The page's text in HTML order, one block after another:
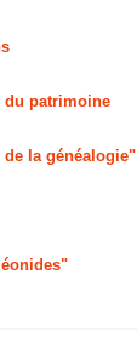
du patrimoine
la généalogie"